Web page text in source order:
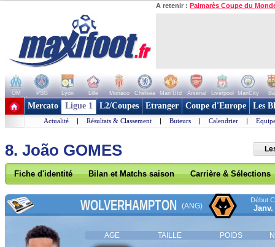
A retenir : Palmarès Coupe du
OM PSG Lyon Lille Monaco Chelsea Man Utd Arsenal Liverpool ManCity
+ de clubs
Mercato Ligue 1 L2/Coupes Etranger Coupe d'Europe Les
Actualité | Résultats & Classement | Buteurs | Calendrier |
8. João GOMES
Fiche d'identité Bilan et Matchs saison Carrière & Sélections
WOLVERHAMPTON (ANG)
Début
Janv.
AGE TAILLE POIDS